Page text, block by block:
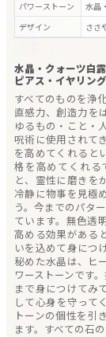
水晶・クォーツ白
ピアス・イヤリング
すべてのものを浄
直感力、創造力を
ゆるもの・こと・
呪術に使用されて
を高めてくれると
格を高めてくれる
と、霊性に磨きを
冷静に物事を見極
う。今までのパタ
ています。無色透
高める効果がある
いを込めて身につ
秘めた水晶は、ヒ
ワーストーンです
まで身につけてみ
して心身を守って
トーンの個性を引
ます。すべての石
パワーストーン
水晶
デザイン
ささ